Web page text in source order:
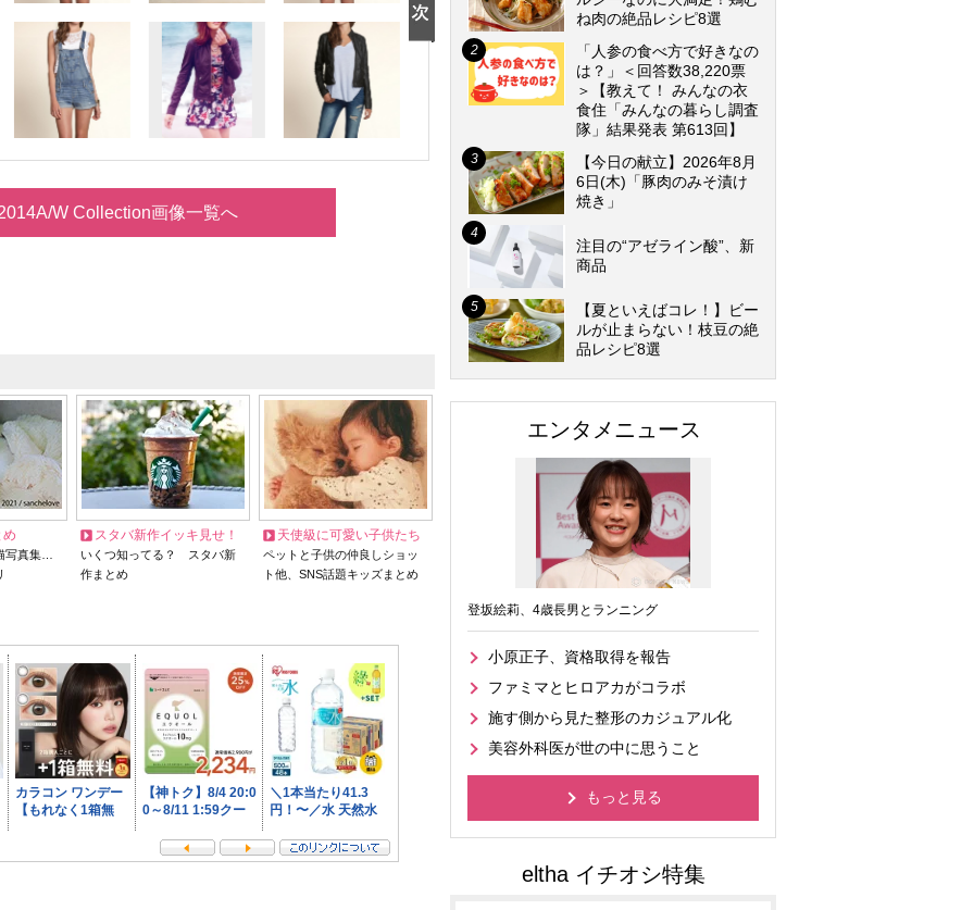
W Collection画像一覧へ
め
写真集…
スタバ新作イッキ見せ！
いくつ知ってる？ スタバ新
作まとめ
天使級に可愛い子供たち
ペットと子供の仲良しショッ
ト他、SNS話題キッズまとめ
ね肉の絶品レシピ8選
「人参の食べ方で好きなの
は？」＜回答数38,220票
＞【教えて！ みんなの衣
食住「みんなの暮らし調査
隊」結果発表 第613回】
【今日の献立】2026年8月
6日(木)「豚肉のみそ漬け
焼き」
注目の“アゼライン酸”、新
商品
【夏といえばコレ！】ビー
ルが止まらない！枝豆の絶
品レシピ8選
エンタメニュース
登坂絵莉、4歳長男とランニング
小原正子、資格取得を報告
ファミマとヒロアカがコラボ
施す側から見た整形のカジュアル化
美容外科医が世の中に思うこと
もっと見る